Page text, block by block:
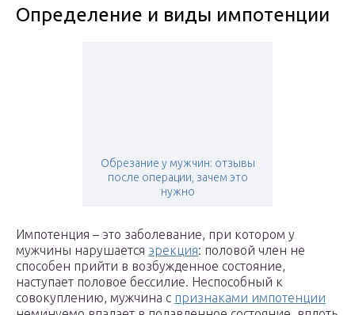
Определение и виды импотенции
Обрезание у мужчин: отзывы
после операции, зачем это
нужно
Импотенция – это заболевание, при котором у
мужчины нарушается эрекция: половой член не
способен прийти в возбужденное состояние,
наступает половое бессилие. Неспособный к
совокуплению, мужчина с признаками импотенции